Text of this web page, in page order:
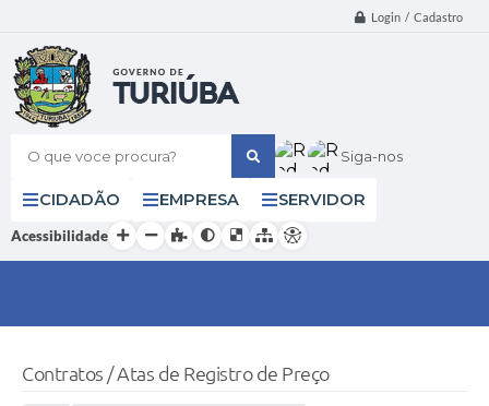
Login / Cadastro
O que voce procura? Siga-nos
CIDADÃO EMPRESA SERVIDOR
Acessibilidade
Contratos / Atas de Registro de Preço